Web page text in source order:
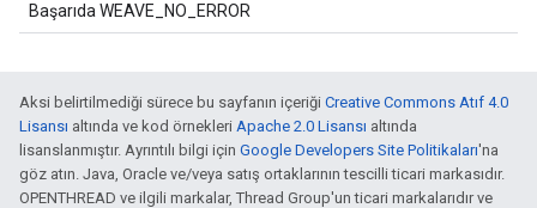
Başarıda WEAVE_NO_ERROR
Aksi belirtilmediği sürece bu sayfanın içeriği Creative Commons Atıf 4.0
Lisansı altında ve kod örnekleri Apache 2.0 Lisansı altında
lisanslanmıştır. Ayrıntılı bilgi için Google Developers Site Politikaları'na
göz atın. Java, Oracle ve/veya satış ortaklarının tescilli ticari markasıdır.
OPENTHREAD ve ilgili markalar, Thread Group'un ticari markalarıdır ve